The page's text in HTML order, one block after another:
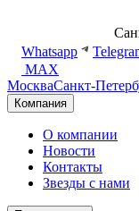
Whatsapp
MAX
МоскваСанкт-
Компания
О компании
Новости
Контакты
Звезды с нами